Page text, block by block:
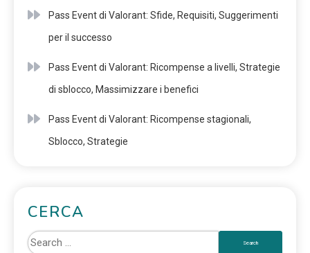
Pass Event di Valorant: Sfide, Requisiti, Suggerimenti
per il successo
Pass Event di Valorant: Ricompense a livelli, Strategie
di sblocco, Massimizzare i benefici
Pass Event di Valorant: Ricompense stagionali,
Sblocco, Strategie
CERCA